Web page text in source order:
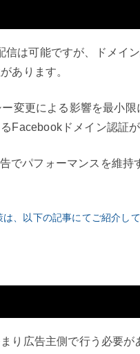
は可能ですが、ドメイ
あります。
変更による影響を最小
Facebookドメイン認証が
でパフォーマンスを維
、以下の記事にてご紹介して
り広告主側で行う必要が